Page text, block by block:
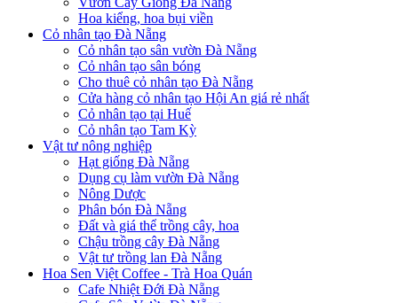
Hoa kiểng, hoa bụi viền
Cỏ nhân tạo Đà Nẵng
Cỏ nhân tạo sân vườn Đà Nẵng
Cỏ nhân tạo sân bóng
Cho thuê cỏ nhân tạo Đà Nẵng
Cửa hàng cỏ nhân tạo Hội An giá rẻ nhất
Cỏ nhân tạo tại Huế
Cỏ nhân tạo Tam Kỳ
Vật tư nông nghiệp
Hạt giống Đà Nẵng
Dụng cụ làm vườn Đà Nẵng
Nông Dược
Phân bón Đà Nẵng
Đất và giá thể trồng cây, hoa
Chậu trồng cây Đà Nẵng
Vật tư trồng lan Đà Nẵng
Hoa Sen Việt Coffee - Trà Hoa Quán
Cafe Nhiệt Đới Đà Nẵng